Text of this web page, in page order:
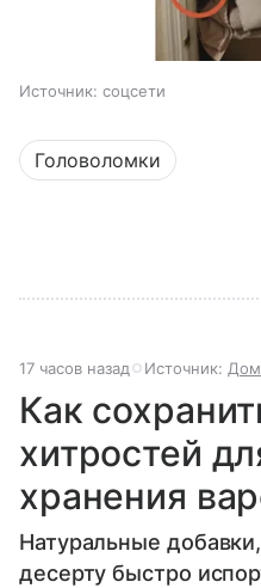
Источник: соцсети
Головоломки
17 часов назад Источник: Дом
Как
хитростей
хранения
Натуральные
десерту быстро